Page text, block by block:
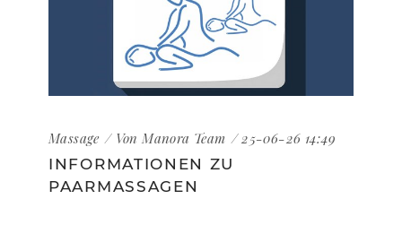
Massage Von Manora Team
25-06-26 14:49
INFORMATIONEN ZU
PAARMASSAGEN